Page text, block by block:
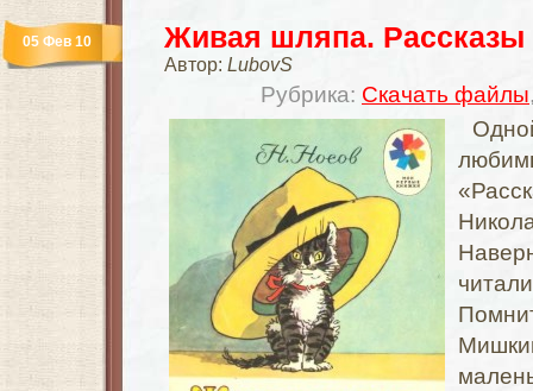
Живая шляпа. Рассказы
Автор: LubovS
Рубрика: Скачать файлы
05 Фев 10